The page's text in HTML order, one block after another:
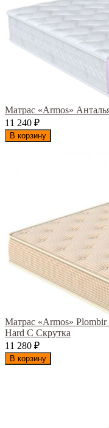
Матрас «Armos»
11 240 ₽
В корзину
Матрас «Armos»
Hard С Скрутка
11 280 ₽
В корзину